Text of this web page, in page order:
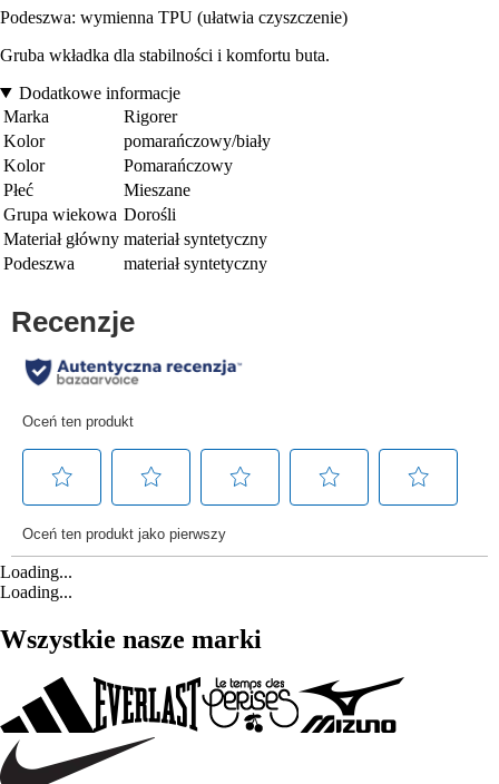
Podeszwa: wymienna TPU (ułatwia czyszczenie)
Gruba wkładka dla stabilności i komfortu buta.
Dodatkowe informacje
Marka
Rigorer
Kolor
pomarańczowy/biały
Kolor
Pomarańczowy
Płeć
Mieszane
Grupa wiekowa Dorośli
Materiał główny materiał syntetyczny
Podeszwa
materiał syntetyczny
Loading...
Loading...
Wszystkie nasze marki